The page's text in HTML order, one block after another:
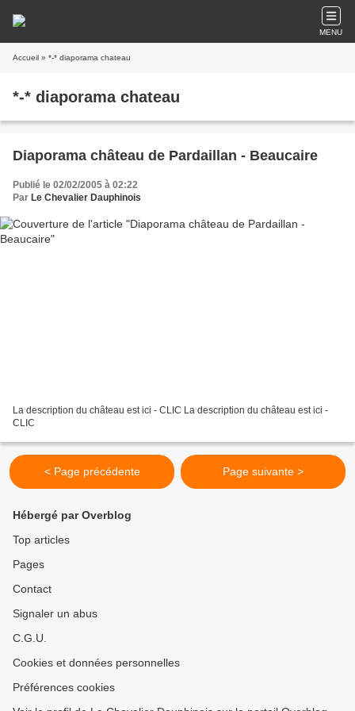
MENU
Accueil » *-* diaporama chateau
*-* diaporama chateau
Diaporama château de Pardaillan - Beaucaire
Publié le 02/02/2005 à 02:22
Par Le Chevalier Dauphinois
La description du château est ici - CLIC La description du château est ici -
CLIC
< Page précédente Page suivante >
Hébergé par Overblog
Top articles
Pages
Contact
Signaler un abus
C.G.U.
Cookies et données personnelles
Préférences cookies